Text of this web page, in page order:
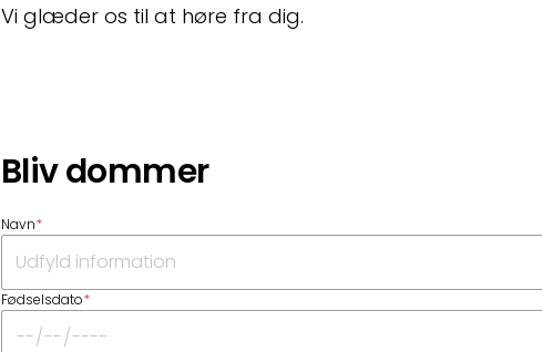
Vi glæder os til at høre fra dig.
Bliv dommer
Navn*
Fødselsdato*